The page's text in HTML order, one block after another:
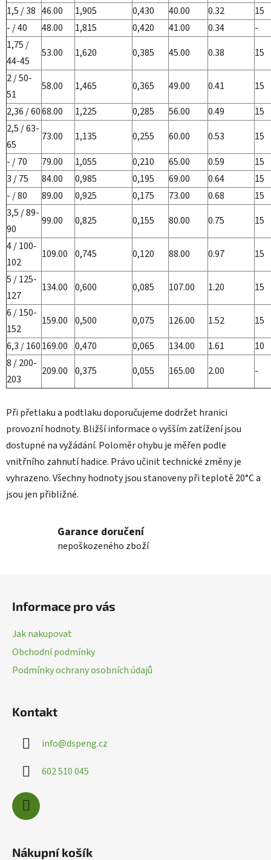
1,5 / 38 46.00 1,905 0,430 40.00 0.32
15
- / 40
48.00 1,815 0,420 41.00 0.34
-
1,75 /
44-45
53.00 1,620 0,385 45.00 0.38
15
2 / 50-
51
58.00 1,465 0,365 49.00 0.41
15
2,36 / 6068.00 1,225 0,285 56.00 0.49
15
2,5 / 63-
65
73.00 1,135 0,255 60.00 0.53
15
- / 70
79.00 1,055 0,210 65.00 0.59
15
3 / 75
84.00 0,985 0,195 69.00 0.64
15
- / 80
89.00 0,925 0,175 73.00 0.68
15
3,5 / 89-
90
99.00 0,825 0,155 80.00 0.75
15
4 / 100-
102
109.00 0,745 0,120 88.00 0.97
15
5 / 125-
127
134.00 0,600 0,085 107.00 1.20
15
6 / 150-
152
159.00 0,500 0,075 126.00 1.52
15
6,3 / 160169.00 0,470 0,065 134.00 1.61
10
8 / 200-
203
209.00 0,375 0,055 165.00 2.00 -
Při přetlaku a podtlaku doporučujeme dodržet hranici
provozní hodnoty. Bližší informace o vyšším zatížení jsou
dostupné na vyžádání. Poloměr ohybu je měřen podle
vnitřního zahnutí hadice. Právo učinit technické změny je
vyhrazeno. Všechny hodnoty jsou stanoveny při teplotě 20°C a
jsou jen přibližné.
Garance doručení
nepoškozeného zboží
Informace pro vás
Jak nakupovat
Obchodní podmínky
Podmínky ochrany osobních údajů
Kontakt
info@dspeng.cz
602 510 045
Nákupní košík